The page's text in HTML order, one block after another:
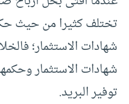
تختلف كثيرا من حيث
شهادات الاستثمار؛
شهادات الاستثمار
توفير البريد.